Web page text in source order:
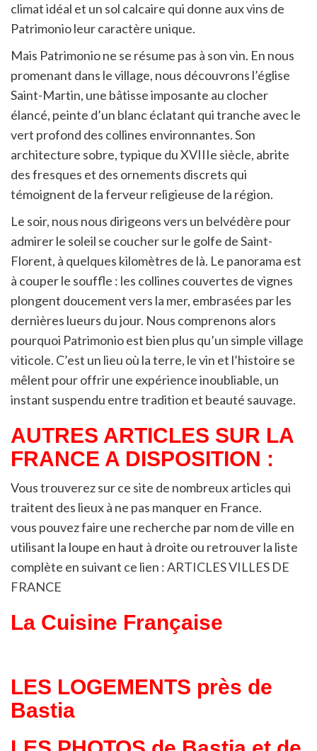
climat idéal et un sol calcaire qui donne aux vins de
Patrimonio leur caractère unique.
Mais Patrimonio ne se résume pas à son vin. En nous
promenant dans le village, nous découvrons l’église
Saint-Martin, une bâtisse imposante au clocher
élancé, peinte d’un blanc éclatant qui tranche avec le
vert profond des collines environnantes. Son
architecture sobre, typique du XVIIIe siècle, abrite
des fresques et des ornements discrets qui
témoignent de la ferveur religieuse de la région.
Le soir, nous nous dirigeons vers un belvédère pour
admirer le soleil se coucher sur le golfe de Saint-
Florent, à quelques kilomètres de là. Le panorama est
à couper le souffle : les collines couvertes de vignes
plongent doucement vers la mer, embrasées par les
dernières lueurs du jour. Nous comprenons alors
pourquoi Patrimonio est bien plus qu’un simple village
viticole. C’est un lieu où la terre, le vin et l’histoire se
mêlent pour offrir une expérience inoubliable, un
instant suspendu entre tradition et beauté sauvage.
AUTRES ARTICLES SUR LA
FRANCE A DISPOSITION :
Vous trouverez sur ce site de nombreux articles qui
traitent des lieux à ne pas manquer en France.
vous pouvez faire une recherche par nom de ville en
utilisant la loupe en haut à droite ou retrouver la liste
complète en suivant ce lien :ARTICLES VILLES DE
FRANCE
La Cuisine Française
LES LOGEMENTS près de
Bastia